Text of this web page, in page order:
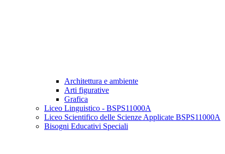
Architettura e ambiente
Arti figurative
Grafica
Liceo Linguistico - BSPS11000A
Liceo Scientifico delle Scienze Applicate BSPS11000A
Bisogni Educativi Speciali